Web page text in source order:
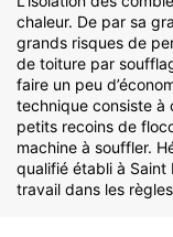
chaleur. De par sa
grands risques de
de toiture par
faire un peu
technique consiste à
petits recoins de
machine à souffler.
qualifié établi à Saint
travail dans les règles